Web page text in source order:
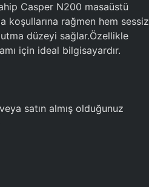
Casper N200 masaüstü
koşullarına rağmen hem sessiz
düzeyi sağlar.Özellikle
için ideal bilgisayardır.
satın almış olduğunuz